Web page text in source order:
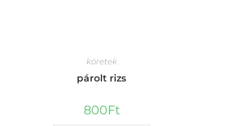
köretek
párolt rizs
800Ft